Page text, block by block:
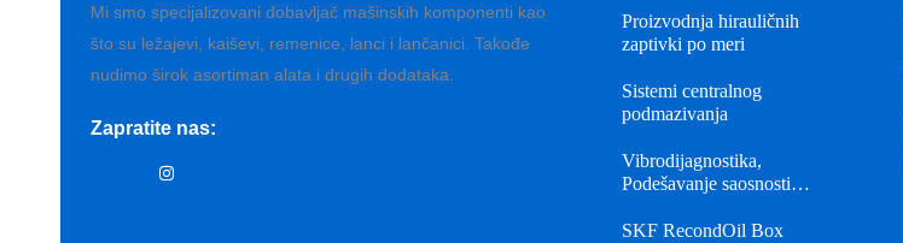
Mi smo specijalizovani dobavljač mašinskih komponenti kao
što su ležajevi, kaiševi, remenice, lanci i lančanici. Takođe
nudimo širok asortiman alata i drugih dodataka.
Zapratite nas:
Proizvodnja hirauličnih
zaptivki po meri
Sistemi centralnog
podmazivanja
Vibrodijagnostika,
Podešavanje saosnosti…
SKF RecondOil Box